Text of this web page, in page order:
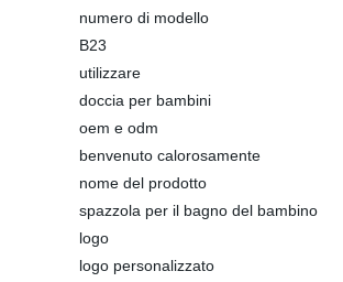
numero di modello
B23
utilizzare
doccia per bambini
oem e odm
benvenuto calorosamente
nome del prodotto
spazzola per il bagno del bambino
logo
logo personalizzato